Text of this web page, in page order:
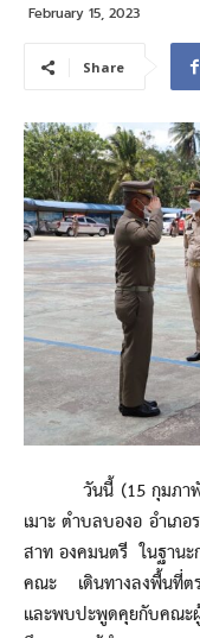
February 15, 2023
Share
วันนี้ (15 กุมภาพันธ์
เมาะ ตำบลบองอ อำเภ
สาท องคมนตรี ในฐานะ
คณะ เดินทางลงพื้นที่ตร
และพบปะพูดคุยกับคณะ